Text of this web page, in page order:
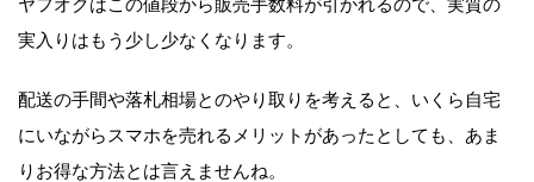
実入りはもう少し少なくなります。
配送の手間や落札相場とのやり取りを考えると、いくら自宅
にいながらスマホを売れるメリットがあったとしても、あま
りお得な方法とは言えませんね。